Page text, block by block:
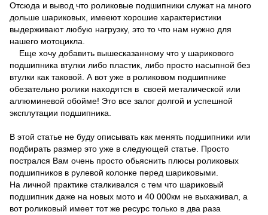
Отсюда и вывод что роликовые подшипники служат на много
дольше шариковых, имееют хорошие характеристики
выдерживают любую нагрузку, это то что нам нужно для
нашего мотоцикла.
Еще хочу добавить вышесказанному что у шарикового
подшипника втулки либо пластик, либо просто насыпной без
втулки как таковой. А вот уже в роликовом подшипнике
обезательно ролики находятся в своей металической или
аллюминевой обойме! Это все залог долгой и успешной
эксплутации подшипника.
В этой статье не буду описывать как менять подшипники или
подбирать размер это уже в следующей статье. Просто
пострался Вам очень просто обьяснить плюсы роликовых
подшипников в рулевой колонке перед шариковыми.
На личной практике сталкивался с тем что шариковый
подшипник даже на новых мото и 40 000км не выхаживал, а
вот роликовый имеет тот же ресурс только в два раза